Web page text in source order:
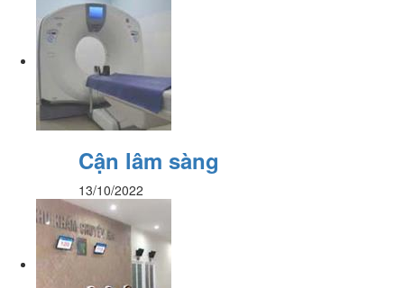
Cận lâm sàng
13/10/2022